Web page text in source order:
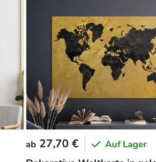
ab 27,70 € Auf Lager